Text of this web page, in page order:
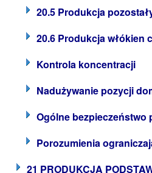
20.5 Produkcja
20.6 Produkcja włókien
Kontrola koncentracji
Nadużywanie pozycji
Ogólne bezpieczeństwo
Porozumienia
21 PRODUKCJA